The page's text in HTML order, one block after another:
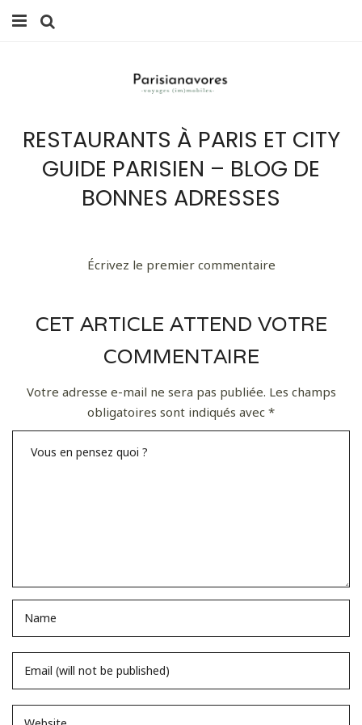
FAMILLE
VOYAGES
WEEK-ENDS
0 ITEMS - 0,00€
RESTAURANTS À PARIS ET CITY
GUIDE PARISIEN – BLOG DE
BONNES ADRESSES
Écrivez le premier commentaire
CET ARTICLE ATTEND VOTRE
COMMENTAIRE
Votre adresse e-mail ne sera pas publiée. Les champs
obligatoires sont indiqués avec *